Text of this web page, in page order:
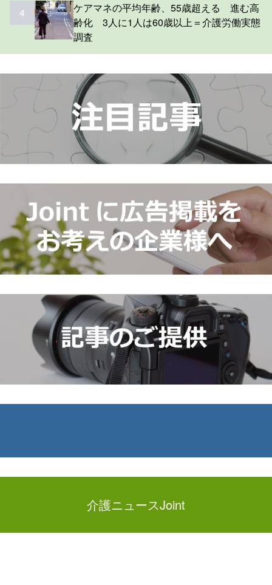
4
ケアマネの平均年齢、55歳超える 進む高
齢化 3人に1人は60歳以上＝介護労働実態
調査
介護ニュースJoint